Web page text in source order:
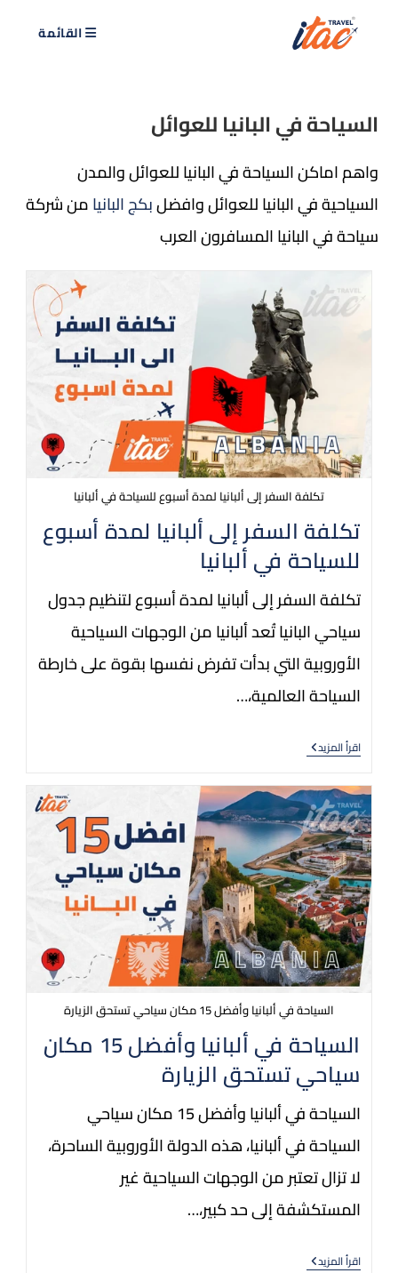
القائمة
السياحة في البانيا للعوائل
واهم اماكن السياحة في البانيا للعوائل والمدن
السياحية في البانيا للعوائل وافضلبكج البانيامن شركة
سياحة في البانيا المسافرون العرب
تكلفة السفر إلى ألبانيا لمدة أسبوع للسياحة في ألبانيا
تكلفة السفر إلى ألبانيا لمدة أسبوع
للسياحة في ألبانيا
تكلفة السفر إلى ألبانيا لمدة أسبوع لتنظيم جدول
سياحي البانيا تُعد ألبانيا من الوجهات السياحية
الأوروبية التي بدأت تفرض نفسها بقوة على خارطة
السياحة العالمية،…
اقرأ المزيد
السياحة في ألبانيا وأفضل 15 مكان سياحي تستحق الزيارة
السياحة في ألبانيا وأفضل 15 مكان
سياحي تستحق الزيارة
السياحة في ألبانيا وأفضل 15 مكان سياحي
السياحة في ألبانيا، هذه الدولة الأوروبية الساحرة،
لا تزال تعتبر من الوجهات السياحية غير
المستكشفة إلى حد كبير،…
اقرأ المزيد